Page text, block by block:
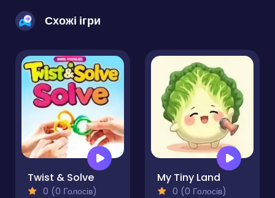
Схожі ігри
Twist & Solve
0 (0 Голосів)
My Tiny Land
0 (0 Голосів)